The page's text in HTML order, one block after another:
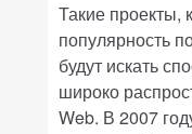
Такие проекты,
популярность
будут искать
широко
Web. В 2007